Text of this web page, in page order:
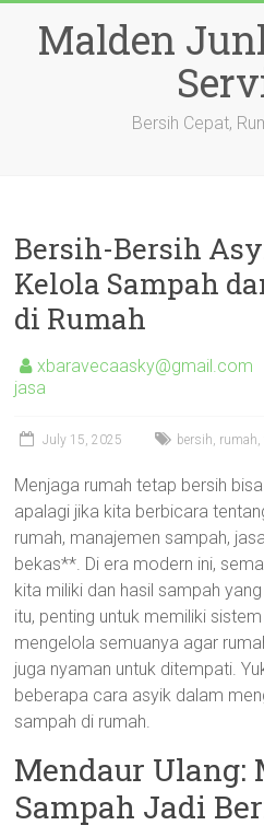
contentMalden
Bersih Cepat,
Bersih-Bersih
Kelola Sampah
di Rumah
xbaravecaasky@gmail.com
jasa
July 15, 2025 bersih, rumah,
Menjaga rumah tetap bersih
apalagi jika kita berbicara
rumah, manajemen sampah,
bekas**. Di era modern ini,
kita miliki dan hasil sampah
itu, penting untuk memiliki
mengelola semuanya agar
juga nyaman untuk ditempati.
beberapa cara asyik dalam
sampah di rumah.
Mendaur Ulang:
Sampah Jadi